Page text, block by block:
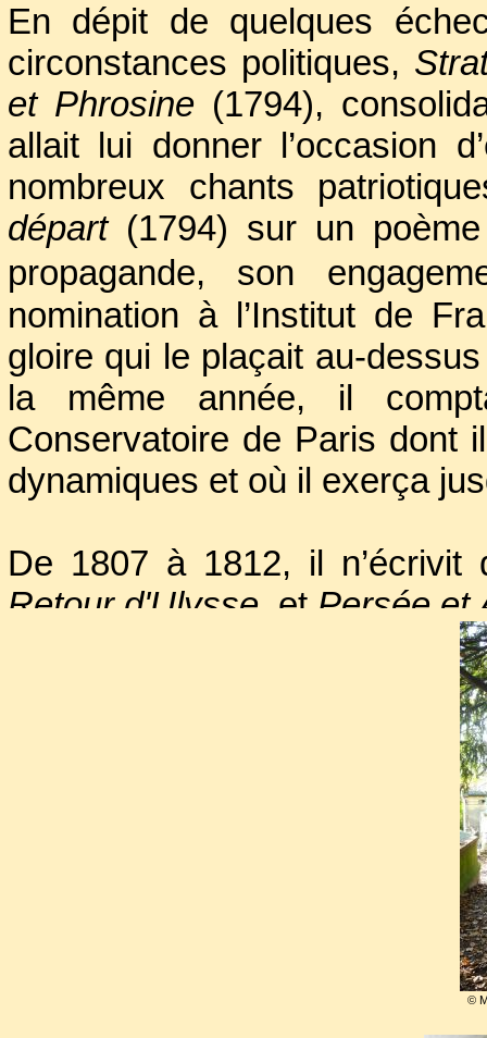
carrière de
En dépit de quelques
circonstances politiques,
et Phrosine (1794),
allait lui donner l’occasion
nombreux chants
départ (1794) sur un
propagande, son
nomination à l’Institut de
gloire qui le plaçait au-
la même année, il
Conservatoire de Paris dont
dynamiques et où il exerça
De 1807 à 1812, il
Retour d'Ulysse , et Persée et
C'est que depuis le retour
était comme dépaysé ; son
une société revenue à la
Le peu d'effet produit par
des concerts du
vifs chagrins. Malgré le
sans charme, sans
nos jours au moins deux
) sont estimées tout à
©